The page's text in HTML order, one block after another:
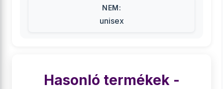
NEM:
unisex
Hasonló termékek -